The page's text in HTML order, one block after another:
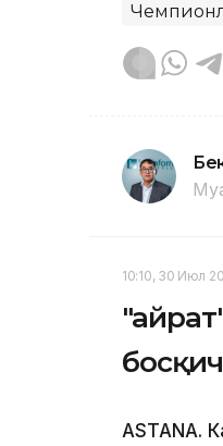
10:10, 30 Июл
ASTANА.